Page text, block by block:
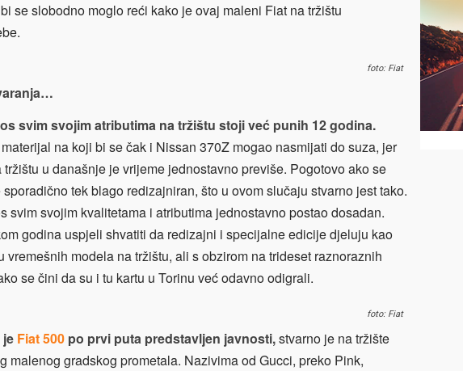
se slobodno moglo reći kako je ovaj maleni Fiat na tržištu
foto: Fiat
svim svojim atributima na tržištu stoji već punih 12 godina.
na koji bi se čak i Nissan 370Z mogao nasmijati do suza, jer
u današnje je vrijeme jednostavno previše. Pogotovo ako se
tek blago redizajniran, što u ovom slučaju stvarno jest tako.
svim svojim kvalitetama i atributima jednostavno postao dosadan.
godina uspjeli shvatiti da redizajni i specijalne edicije djeluju kao
vremešnih modela na tržištu, ali s obzirom na trideset raznoraznih
se čini da su i tu kartu u Torinu već odavno odigrali.
foto: Fiat
je Fiat 500 po prvi puta predstavljen javnosti,stvarno je na tržište
malenog gradskog prometala. Nazivima od Gucci, preko Pink,